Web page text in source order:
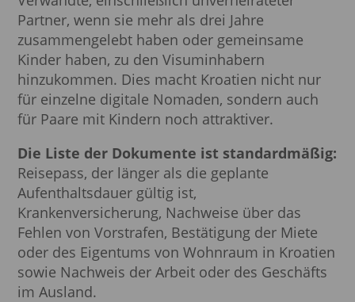
Partner, wenn sie mehr als drei Jahre
zusammengelebt haben oder gemeinsame
Kinder haben, zu den Visuminhabern
hinzukommen. Dies macht Kroatien nicht nur
für einzelne digitale Nomaden, sondern auch
für Paare mit Kindern noch attraktiver.
Die Liste der Dokumente ist standardmäßig:
Reisepass, der länger als die geplante
Aufenthaltsdauer gültig ist,
Krankenversicherung, Nachweise über das
Fehlen von Vorstrafen, Bestätigung der Miete
oder des Eigentums von Wohnraum in Kroatien
sowie Nachweis der Arbeit oder des Geschäfts
im Ausland.